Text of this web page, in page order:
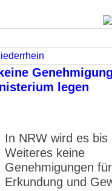
legen
In NRW wird es bis
Weiteres keine
Genehmigungen für
Erkundung und